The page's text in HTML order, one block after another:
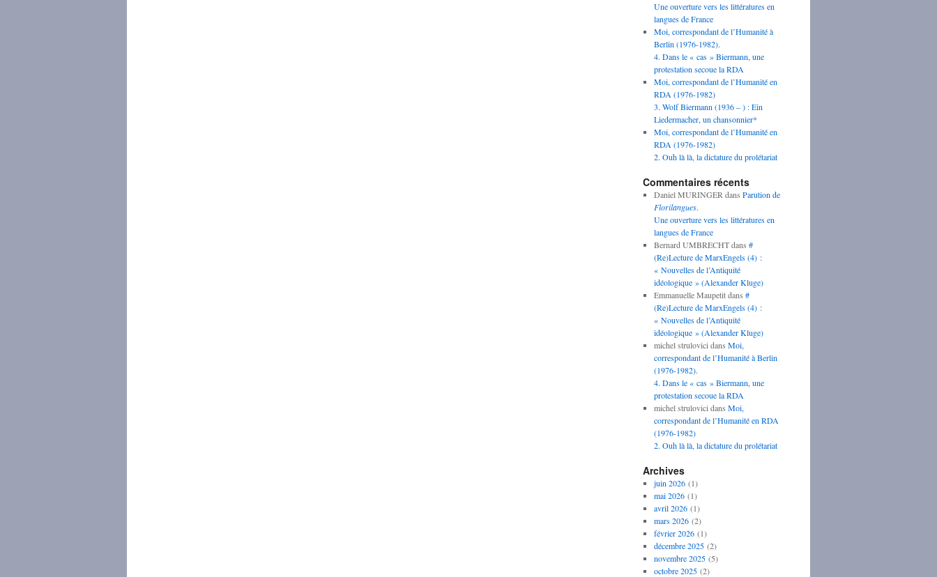
Une ouverture vers les littératures en
langues de France
Moi, correspondant de l’Humanité à
Berlin (1976-1982).
4. Dans le « cas » Biermann, une
protestation secoue la RDA
Moi, correspondant de l’Humanité en
RDA (1976-1982)
3. Wolf Biermann (1936 – ) : Ein
Liedermacher, un chansonnier*
Moi, correspondant de l’Humanité en
RDA (1976-1982)
2. Ouh là là, la dictature du prolétariat
Commentaires récents
Daniel MURINGER dans Parution de
Florilangues.
Une ouverture vers les littératures en
langues de France
Bernard UMBRECHTdans #
(Re)Lecture de MarxEngels (4) :
« Nouvelles de l’Antiquité
idéologique » (Alexander Kluge)
Emmanuelle Maupetitdans #
(Re)Lecture de MarxEngels (4) :
« Nouvelles de l’Antiquité
idéologique » (Alexander Kluge)
michel strulovici dans Moi,
correspondant de l’Humanité à Berlin
(1976-1982).
4. Dans le « cas » Biermann, une
protestation secoue la RDA
michel strulovici dans Moi,
correspondant de l’Humanité en RDA
(1976-1982)
2. Ouh là là, la dictature du prolétariat
Archives
juin 2026(1)
mai 2026(1)
avril 2026(1)
mars 2026(2)
février 2026(1)
décembre 2025(2)
novembre 2025(5)
octobre 2025(2)